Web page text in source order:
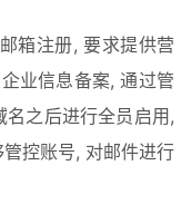
箱注册, 要求提供营
业信息备案, 通过管
之后进行全员启用,
控账号, 对邮件进行